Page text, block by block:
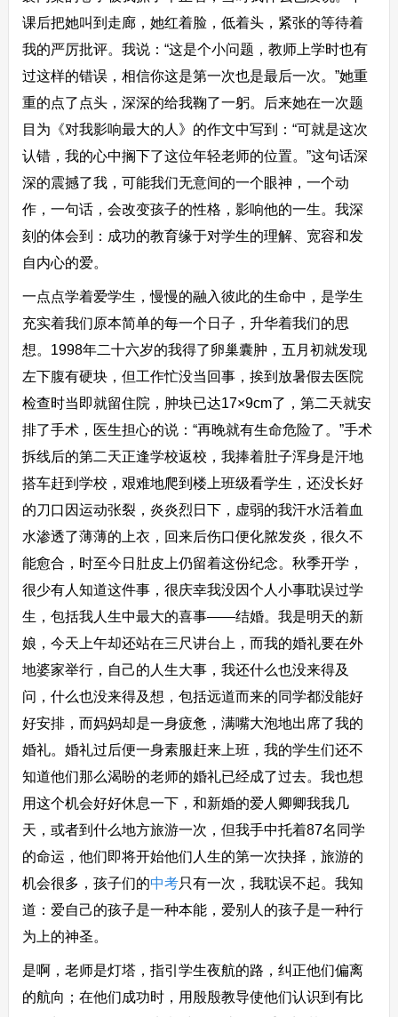
课后把她叫到走廊，她红着脸，低着头，紧张的等待着
我的严厉批评。我说：“这是个小问题，教师上学时也有
过这样的错误，相信你这是第一次也是最后一次。”她重
重的点了点头，深深的给我鞠了一躬。后来她在一次题
目为《对我影响最大的人》的作文中写到：“可就是这次
认错，我的心中搁下了这位年轻老师的位置。”这句话深
深的震撼了我，可能我们无意间的一个眼神，一个动
作，一句话，会改变孩子的性格，影响他的一生。我深
刻的体会到：成功的教育缘于对学生的理解、宽容和发
自内心的爱。
一点点学着爱学生，慢慢的融入彼此的生命中，是学生
充实着我们原本简单的每一个日子，升华着我们的思
想。1998年二十六岁的我得了卵巢囊肿，五月初就发现
左下腹有硬块，但工作忙没当回事，挨到放暑假去医院
检查时当即就留住院，肿块已达17×9cm了，第二天就安
排了手术，医生担心的说：“再晚就有生命危险了。”手术
拆线后的第二天正逢学校返校，我捧着肚子浑身是汗地
搭车赶到学校，艰难地爬到楼上班级看学生，还没长好
的刀口因运动张裂，炎炎烈日下，虚弱的我汗水活着血
水渗透了薄薄的上衣，回来后伤口便化脓发炎，很久不
能愈合，时至今日肚皮上仍留着这份纪念。秋季开学，
很少有人知道这件事，很庆幸我没因个人小事耽误过学
生，包括我人生中最大的喜事——结婚。我是明天的新
娘，今天上午却还站在三尺讲台上，而我的婚礼要在外
地婆家举行，自己的人生大事，我还什么也没来得及
问，什么也没来得及想，包括远道而来的同学都没能好
好安排，而妈妈却是一身疲惫，满嘴大泡地出席了我的
婚礼。婚礼过后便一身素服赶来上班，我的学生们还不
知道他们那么渴盼的老师的婚礼已经成了过去。我也想
用这个机会好好休息一下，和新婚的爱人卿卿我我几
天，或者到什么地方旅游一次，但我手中托着87名同学
的命运，他们即将开始他们人生的第一次抉择，旅游的
机会很多，孩子们的中考只有一次，我耽误不起。我知
道：爱自己的孩子是一种本能，爱别人的孩子是一种行
为上的神圣。
是啊，老师是灯塔，指引学生夜航的路，纠正他们偏离
的航向；在他们成功时，用殷殷教导使他们认识到有比